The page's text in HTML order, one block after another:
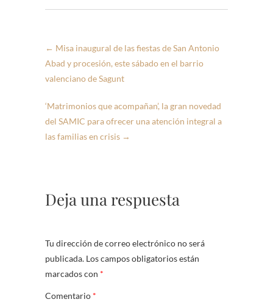
← Misa inaugural de las fiestas de San Antonio
Abad y procesión, este sábado en el barrio
valenciano de Sagunt
‘Matrimonios que acompañan’, la gran novedad
del SAMIC para ofrecer una atención integral a
las familias en crisis →
Deja una respuesta
Tu dirección de correo electrónico no será
publicada. Los campos obligatorios están
marcados con *
Comentario *